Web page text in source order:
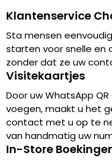
Klantenservice
Sta mensen
starten voor snelle en
zonder dat ze uw
Visitekaartjes
Door uw WhatsApp
voegen, maakt u het
contact met u op te
van handmatig uw
In-Store